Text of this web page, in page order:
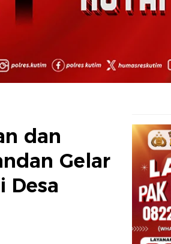
dan
Gelar
Desa